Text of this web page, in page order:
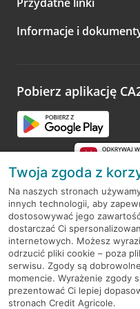
A po wizycie…
Zachęcamy do
opinie.
Informacje i
Pobierz aplikację
RODO
Regulamin serwisu
Mapa serwisu
PolitykaCookies
Twoja zgoda z
Na naszych stronach
innych technologii, aby
dostosowywać jego
dostarczać Ci
internetowych. Możesz
odrzucić pliki cookie – poza
serwisu. Zgody są
momencie. Wyrażenie zgody
prezentować Ci lepiej
stronach Credit Agricole.